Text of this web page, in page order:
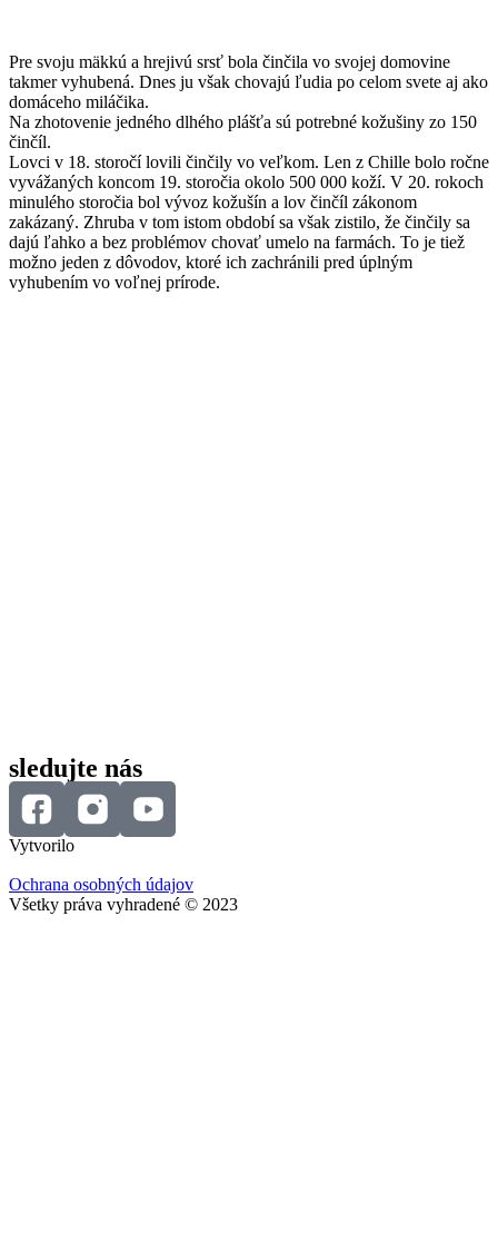
Pre svoju mäkkú a hrejivú srsť bola činčila vo svojej domovine
takmer vyhubená. Dnes ju však chovajú ľudia po celom svete aj ako
domáceho miláčika.
Na zhotovenie jedného dlhého plášťa sú potrebné kožušiny zo 150
činčíl.
Lovci v 18. storočí lovili činčily vo veľkom. Len z Chille bolo ročne
vyvážaných koncom 19. storočia okolo 500 000 koží. V 20. rokoch
minulého storočia bol vývoz kožušín a lov činčíl zákonom
zakázaný. Zhruba v tom istom období sa však zistilo, že činčily sa
dajú ľahko a bez problémov chovať umelo na farmách. To je tiež
možno jeden z dôvodov, ktoré ich zachránili pred úplným
vyhubením vo voľnej prírode.
sledujte nás
Vytvorilo
Ochrana osobných údajov
Všetky práva vyhradené © 2023